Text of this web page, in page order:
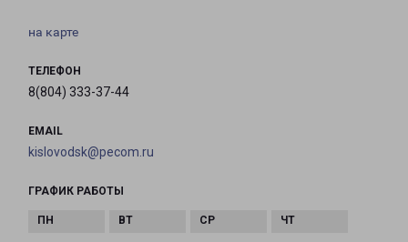
на карте
ТЕЛЕФОН
8(804) 333-37-44
EMAIL
kislovodsk@pecom.ru
ГРАФИК РАБОТЫ